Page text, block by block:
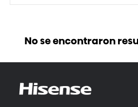
No se encontraron